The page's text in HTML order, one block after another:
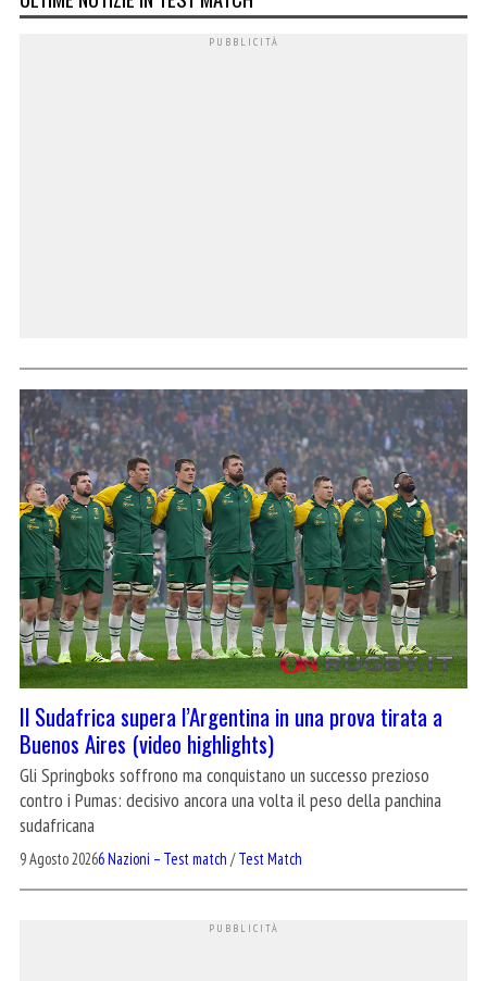
Il Sudafrica supera l’Argentina in una prova tirata a
Buenos Aires (video highlights)
Gli Springboks soffrono ma conquistano un successo prezioso
contro i Pumas: decisivo ancora una volta il peso della panchina
sudafricana
9 Agosto 20266 Nazioni – Test match /Test Match